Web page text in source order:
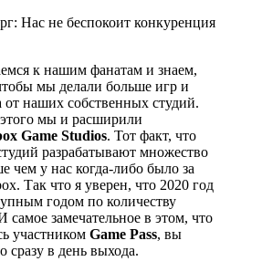
к нашим фанатам и знаем,
мы делали больше игр и
от наших собственных студий.
мы и расширили
Game Studios. Тот факт, что
разрабатывают множество
чем у нас когда-либо было за
Так что я уверен, что 2020 год
годом по количеству
самое замечательное в этом, что
участником Game Pass, вы
сразу в день выхода.